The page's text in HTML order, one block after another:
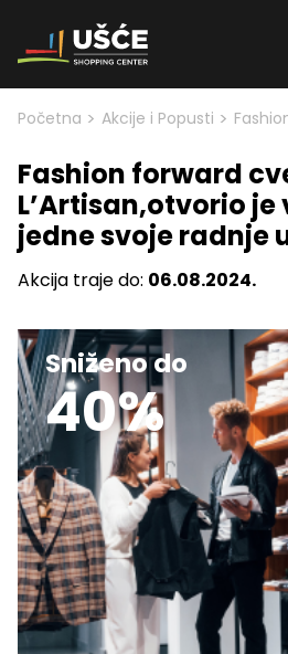
Skip to content
Početna > Akcije i Popusti >
Fashion forward
L’Artisan,otvorio
jedne svoje radnje
Akcija traje do: 06.08.2024.
Sniženo do
40%